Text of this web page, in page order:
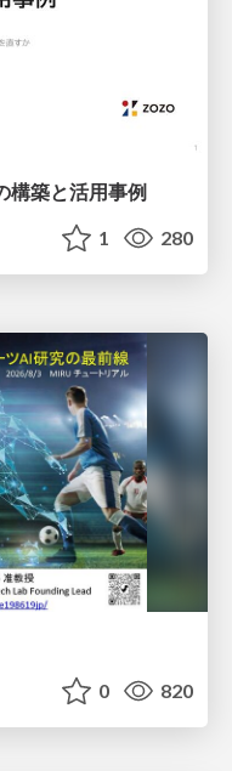
築と活用事例
1 280
0 820